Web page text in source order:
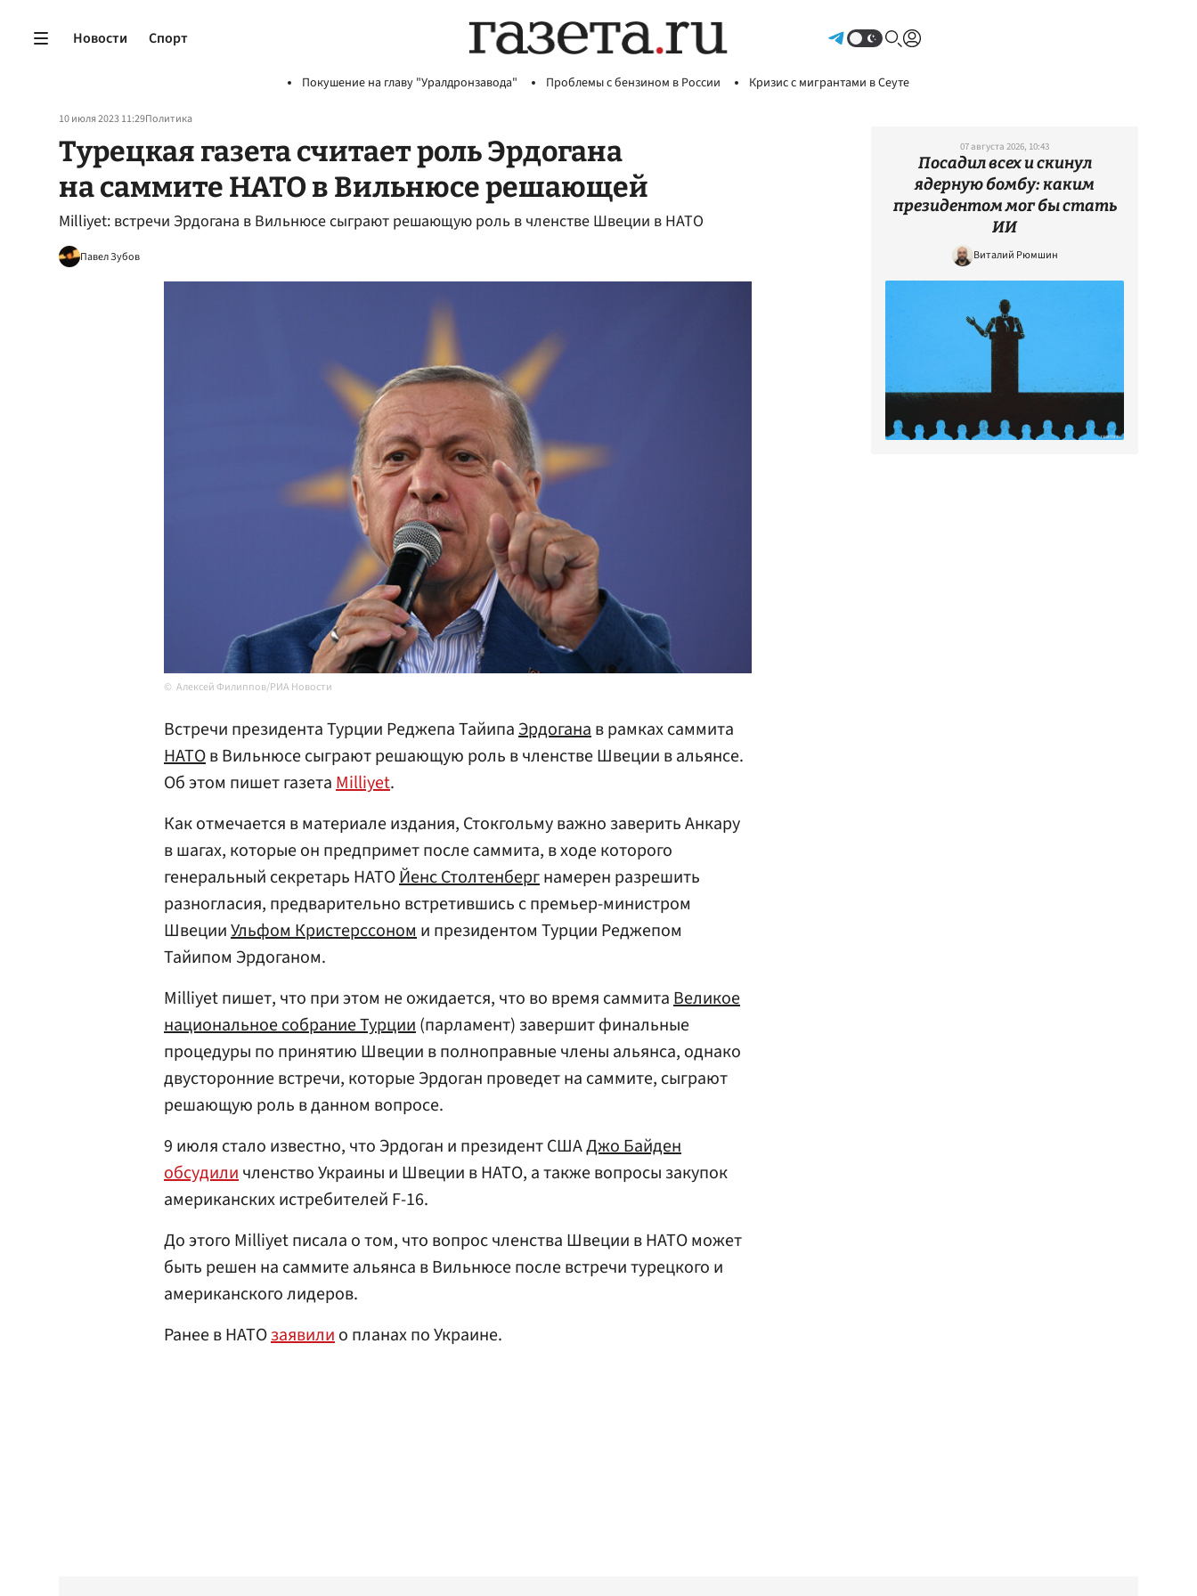
Новости Спорт
Покушение на главу "Уралдронзавода" Проблемы с бензином в России Кризис с мигрантами в Сеуте
10 июля 2023 11:29Политика
Турецкая газета считает роль Эрдогана
на саммите НАТО в Вильнюсе решающей
Milliyet: встречи Эрдогана в Вильнюсе сыграют решающую роль в членстве Швеции в НАТО
Павел Зубов
Алексей Филиппов/РИА Новости
Встречи президента Турции Реджепа ТайипаЭрдоганав рамках саммита
НАТОв Вильнюсе сыграют решающую роль в членстве Швеции в альянсе.
Об этом пишет газетаMilliyet.
Как отмечается в материале издания, Стокгольму важно заверить Анкару
в шагах, которые он предпримет после саммита, в ходе которого
генеральный секретарь НАТОЙенс Столтенбергнамерен разрешить
разногласия, предварительно встретившись с премьер-министром
ШвецииУльфом Кристерссономи президентом Турции Реджепом
Тайипом Эрдоганом.
Milliyet пишет, что при этом не ожидается, что во время саммитаВеликое
национальное собрание Турции(парламент) завершит финальные
процедуры по принятию Швеции в полноправные члены альянса, однако
двусторонние встречи, которые Эрдоган проведет на саммите, сыграют
решающую роль в данном вопросе.
9 июля стало известно, что Эрдоган и президент СШАДжо Байден
обсудиличленство Украины и Швеции в НАТО, а также вопросы закупок
американских истребителей F-16.
До этого Milliyet писала о том, что вопрос членства Швеции в НАТО может
быть решен на саммите альянса в Вильнюсе после встречи турецкого и
американского лидеров.
Ранее в НАТОзаявилио планах по Украине.
07 августа 2026, 10:43
Посадил всех и скинул
ядерную бомбу: каким
президентом мог бы стать
ИИ
Виталий Рюмшин